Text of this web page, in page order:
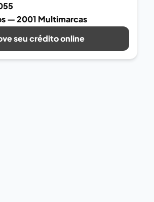
— 2001 Multimarcas
seu crédito online